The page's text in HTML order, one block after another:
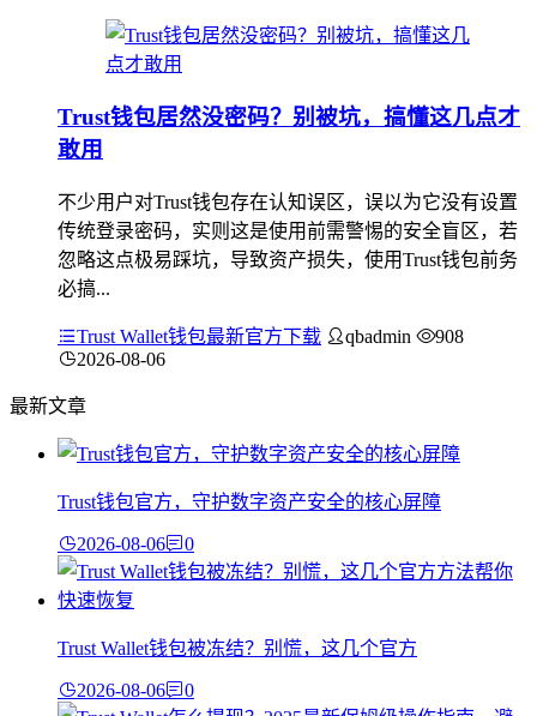
Trust钱包居然没密码？别被坑，搞懂这几点才
敢用
不少用户对Trust钱包存在认知误区，误以为它没有设置
传统登录密码，实则这是使用前需警惕的安全盲区，若
忽略这点极易踩坑，导致资产损失，使用Trust钱包前务
必搞...
Trust Wallet钱包最新官方下载 qbadmin
908
2026-08-06
最新文章
Trust钱包官方，守护数字资产安全的核心屏障
2026-08-06 0
Trust Wallet钱包被冻结？别慌，这几个官方
2026-08-06 0